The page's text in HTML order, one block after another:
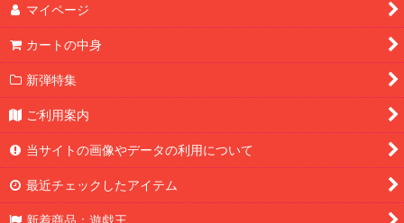
マイページ
カートの中身
新弾特集
ご利用案内
当サイトの画像やデータの利用について
最近チェックしたアイテム
新着商品：遊戯王